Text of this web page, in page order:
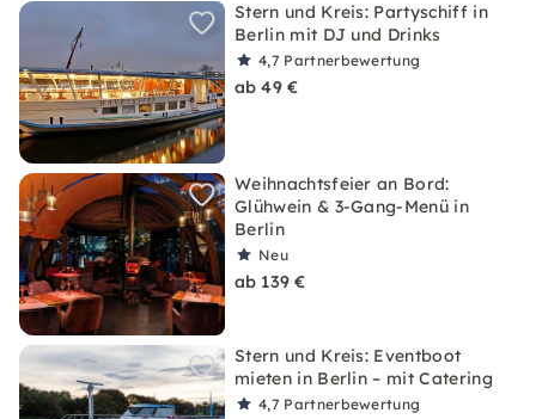
Stern und Kreis: Partyschiff in
Berlin mit DJ und Drinks
4,7 Partnerbewertung
ab 49 €
Weihnachtsfeier an Bord:
Glühwein & 3-Gang-Menü in
Berlin
Neu
ab 139 €
Stern und Kreis: Eventboot
mieten in Berlin – mit Catering
4,7 Partnerbewertung